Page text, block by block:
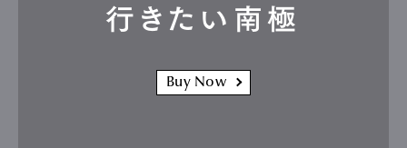
行きたい南極
Buy Now